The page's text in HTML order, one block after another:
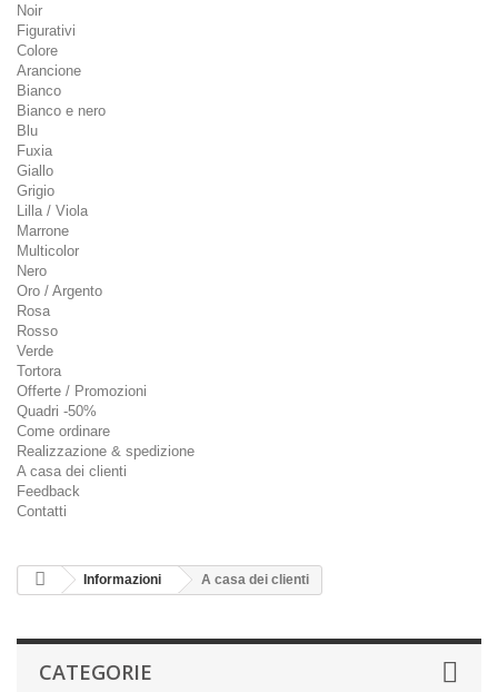
Noir
Figurativi
Colore
Arancione
Bianco
Bianco e nero
Blu
Fuxia
Giallo
Grigio
Lilla / Viola
Marrone
Multicolor
Nero
Oro / Argento
Rosa
Rosso
Verde
Tortora
Offerte / Promozioni
Quadri -50%
Come ordinare
Realizzazione & spedizione
A casa dei clienti
Feedback
Contatti
Informazioni A casa dei clienti
CATEGORIE